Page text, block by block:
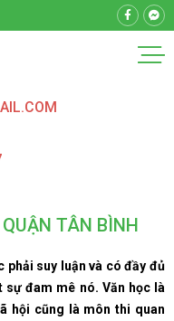
TÂN BÌNH
phải suy luận và có đầy đủ
sự đam mê nó. Văn học là
hội cũng là môn thi quan